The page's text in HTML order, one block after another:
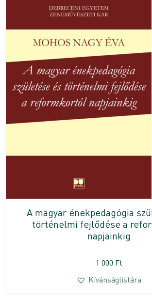
A magyar énekpedagógia
történelmi fejlődése a
napjainkig
1 000 Ft
Kívánságlistára